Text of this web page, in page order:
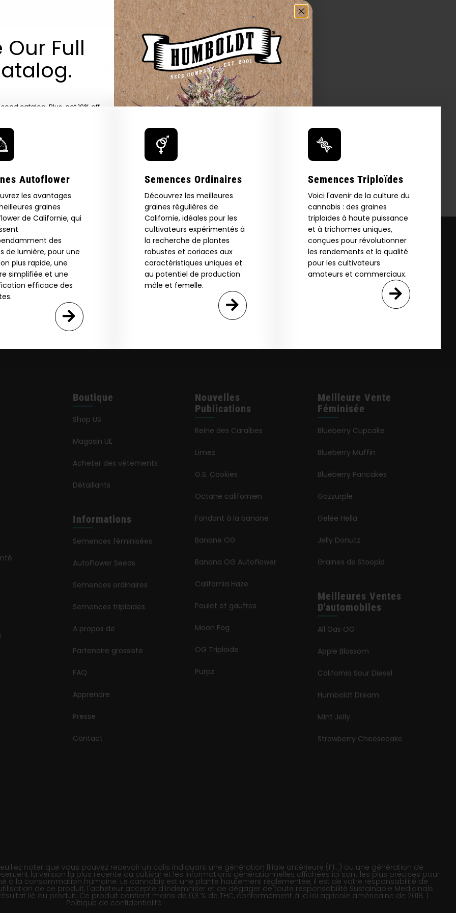
Autoflower
les avantages
graines
de Californie, qui
des
de lumière, pour une
plus rapide, une
simplifiée et une
efficace des
Semences Ordinaires
Découvrez les meilleures
graines régulières de
Californie, idéales pour les
cultivateurs expérimentés à
la recherche de plantes
robustes et coriaces aux
caractéristiques uniques et
au potentiel de production
mâle et femelle.
Semences Triploïdes
Voici l'avenir de la culture du
cannabis : des graines
triploïdes à haute puissance
et à trichomes uniques,
conçues pour révolutionner
les rendements et la qualité
pour les cultivateurs
amateurs et commerciaux.
Boutique
Shop US
Magasin UE
Acheter des vêtements
Détaillants
Informations
Semences féminisées
AutoFlower Seeds
Semences ordinaires
Semences triploïdes
A propos de
Partenaire grossiste
FAQ
Apprendre
Presse
Contact
Nouvelles
Publications
Reine des Caraïbes
Limez
G.S. Cookies
Octane californien
Fondant à la banane
Banane OG
Banana OG Autoflower
California Haze
Poulet et gaufres
Moon Fog
OG Triploïde
Purpz
Meilleure Vente
Féminisée
Blueberry Cupcake
Blueberry Muffin
Blueberry Pancakes
Gazzurple
Gelée Hella
Jelly Donutz
Graines de Stoopid
Meilleures Ventes
D'automobiles
All Gas OG
Apple Blossom
California Sour Diesel
Humboldt Dream
Mint Jelly
Strawberry Cheesecake
noter que vous pouvez recevoir un colis indiquant une génération filiale antérieure (F1…) ou une génération de
la version la plus récente du cultivar et les informations générationnelles affichées ici sont les plus précises pour
à la consommation humaine. Le cannabis est une plante hautement réglementée, il est de votre responsabilité de
de ce produit, l'acheteur accepte d'indemniser et de dégager de toute responsabilité Sustainable Medicinals
lié au produit. Ce produit contient moins de 0,3 % de THC, conformément à la loi agricole américaine de 2018. |
Politique de confidentialité
Are You Aged 18 Or Over?
Please see Terms & Conditions.
I accept cookie settings and privacy policy
Agree & Enter
By clicking AGREE & ENTER, you confirm you are 18
Our Full
catalog. Plus, get 10% off
offers, and more.
Entering You Are Confirming You're 21+
ME UP!
THANKS